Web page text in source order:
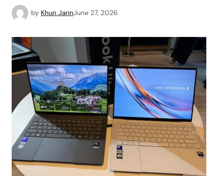
by Khun JarinJune 27, 2026